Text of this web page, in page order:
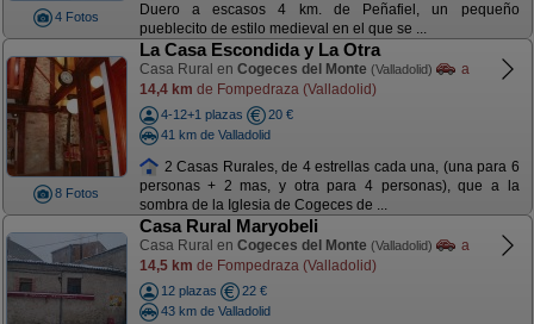
4 Fotos
Duero a escasos 4 km. de Peñafiel, un pequeño
pueblecito de estilo medieval en el que se ...
8 Fotos
La Casa Escondida y La Otra
Casa Rural en Cogeces del Monte (Valladolid)
a
14,4 km de Fompedraza (Valladolid)
4-12+1 plazas
20 €
41 km de Valladolid
2 Casas Rurales, de 4 estrellas cada una, (una para 6
personas + 2 mas, y otra para 4 personas), que a la
sombra de la Iglesia de Cogeces de ...
Casa Rural Maryobeli
Casa Rural en Cogeces del Monte (Valladolid)
a
14,5 km de Fompedraza (Valladolid)
12 plazas
22 €
43 km de Valladolid